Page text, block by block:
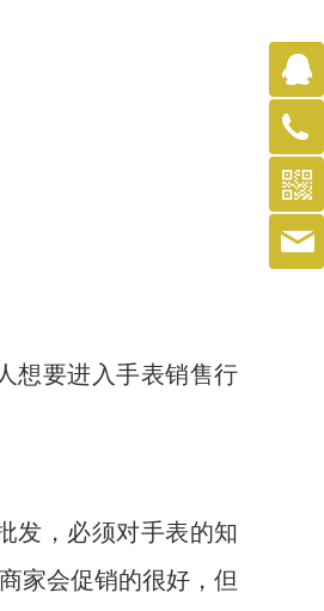
想要进入手表销售行
发，必须对手表的知
家会促销的很好，但